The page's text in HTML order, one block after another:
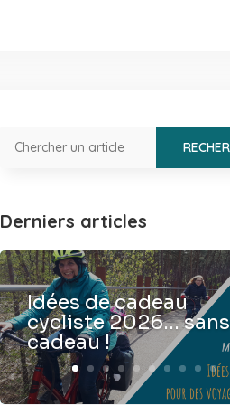
Derniers articles
Idées de cadeau
cycliste 2026… sans
cadeau !